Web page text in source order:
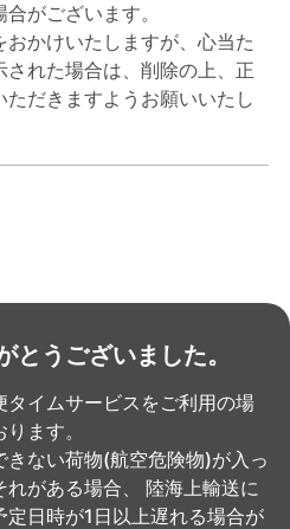
がございます。
かけいたしますが、心当た
された場合は、削除の上、正
だきますようお願いいたし
とうございました。
イムサービスをご利用の場
ます。
ない荷物(航空危険物)が入っ
がある場合、
陸海上輸送に
日時が1日以上遅れる場合が